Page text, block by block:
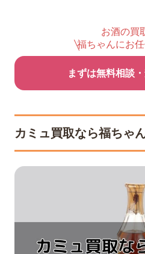
お酒の買
福ちゃんにお
まずは無料相談
カミュ買取なら福ちゃ